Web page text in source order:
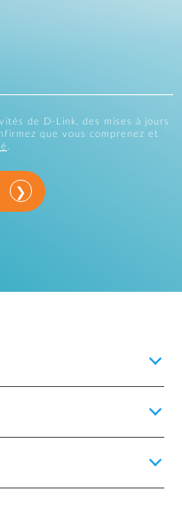
de D-Link, des mises à jours
que vous comprenez et
.